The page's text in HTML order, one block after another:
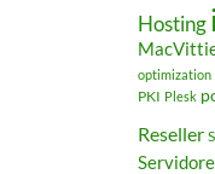
Hosting
optimization
PKI Plesk
Reseller